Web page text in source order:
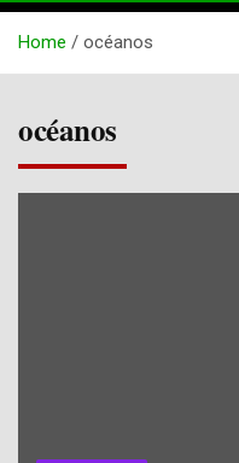
Home océanos
océanos